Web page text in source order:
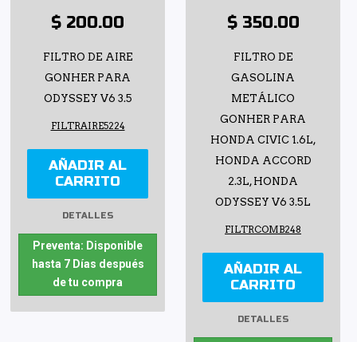
$ 200.00
FILTRO DE AIRE
GONHER PARA
ODYSSEY V6 3.5
FILTRAIRE5224
AÑADIR AL
CARRITO
DETALLES
Preventa: Disponible
hasta 7 Días después
de tu compra
$ 350.00
FILTRO DE
GASOLINA
METÁLICO
GONHER PARA
HONDA CIVIC 1.6L,
HONDA ACCORD
2.3L, HONDA
ODYSSEY V6 3.5L
FILTRCOMB248
AÑADIR AL
CARRITO
DETALLES